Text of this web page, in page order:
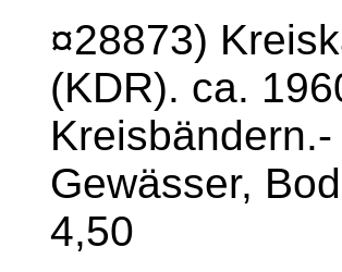
¤28873)
(KDR). ca.
Gewässer,
4,50